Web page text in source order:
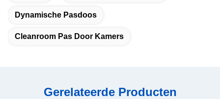
Dynamische Pasdoos
Cleanroom Pas Door Kamers
Gerelateerde Producten